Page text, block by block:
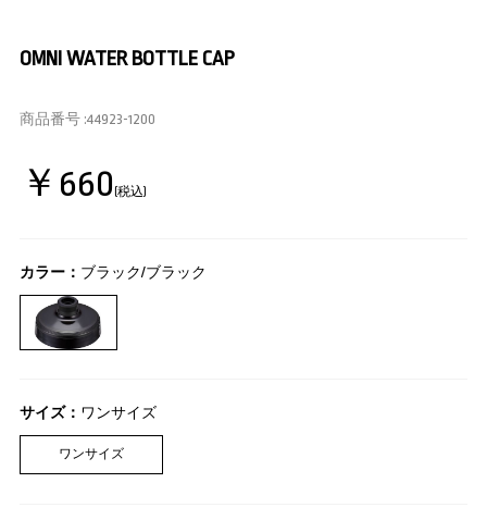
OMNI WATER BOTTLE CAP
商品番号 :44923-1200
￥660(税込)
カラー： ブラック/ブラック
サイズ： ワンサイズ
ワンサイズ